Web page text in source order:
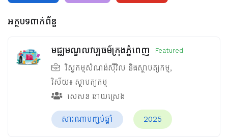
អត្ថបទពាក់ព័ន្ធ
មជ្ឈមណ្ឌលវប្បធម៌ក្រុងភ្នំពេញ Featured
វិស្វកម្មសំណង់ស៊ីវិល និងស្ថាបត្យកម្ម,
វិស័យ៖ ស្ថាបត្យកម្ម
សេសន ឆាយស្រេង
សារណាបញ្ចប់ឆ្នាំ 2025